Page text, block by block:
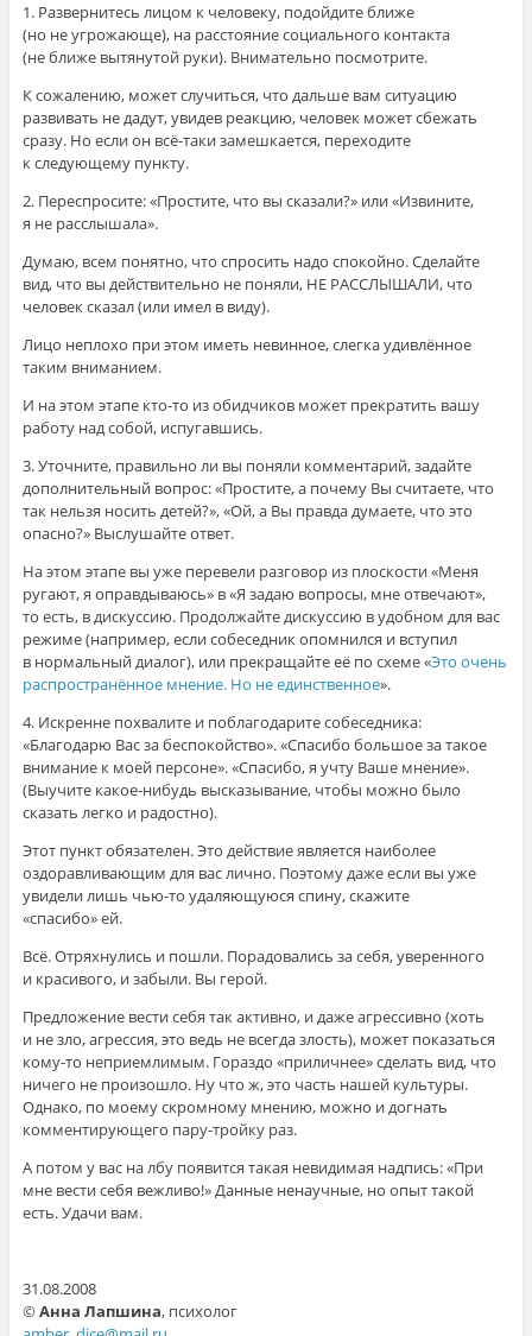
1. Развернитесь лицом к человеку, подойдите ближе
(но не угрожающе), на расстояние социального контакта
(не ближе вытянутой руки). Внимательно посмотрите.
К сожалению, может случиться, что дальше вам ситуацию
развивать не дадут, увидев реакцию, человек может сбежать
сразу. Но если он всё-таки замешкается, переходите
к следующему пункту.
2. Переспросите: «Простите, что вы сказали?» или «Извините,
я не расслышала».
Думаю, всем понятно, что спросить надо спокойно. Сделайте
вид, что вы действительно не поняли, НЕ РАССЛЫШАЛИ, что
человек сказал (или имел в виду).
Лицо неплохо при этом иметь невинное, слегка удивлённое
таким вниманием.
И на этом этапе кто-то из обидчиков может прекратить вашу
работу над собой, испугавшись.
3. Уточните, правильно ли вы поняли комментарий, задайте
дополнительный вопрос: «Простите, а почему Вы считаете, что
так нельзя носить детей?», «Ой, а Вы правда думаете, что это
опасно?» Выслушайте ответ.
На этом этапе вы уже перевели разговор из плоскости «Меня
ругают, я оправдываюсь» в «Я задаю вопросы, мне отвечают»,
то есть, в дискуссию. Продолжайте дискуссию в удобном для вас
режиме (например, если собеседник опомнился и вступил
в нормальный диалог), или прекращайте её по схеме «Это очень
распространённое мнение. Но не единственное».
4. Искренне похвалите и поблагодарите собеседника:
«Благодарю Вас за беспокойство». «Спасибо большое за такое
внимание к моей персоне». «Спасибо, я учту Ваше мнение».
(Выучите какое-нибудь высказывание, чтобы можно было
сказать легко и радостно).
Этот пункт обязателен. Это действие является наиболее
оздоравливающим для вас лично. Поэтому даже если вы уже
увидели лишь чью-то удаляющуюся спину, скажите
«спасибо» ей.
Всё. Отряхнулись и пошли. Порадовались за себя, уверенного
и красивого, и забыли. Вы герой.
Предложение вести себя так активно, и даже агрессивно (хоть
и не зло, агрессия, это ведь не всегда злость), может показаться
кому-то неприемлимым. Гораздо «приличнее» сделать вид, что
ничего не произошло. Ну что ж, это часть нашей культуры.
Однако, по моему скромному мнению, можно и догнать
комментирующего пару-тройку раз.
А потом у вас на лбу появится такая невидимая надпись: «При
мне вести себя вежливо!» Данные ненаучные, но опыт такой
есть. Удачи вам.
31.08.2008
©Анна Лапшина, психолог